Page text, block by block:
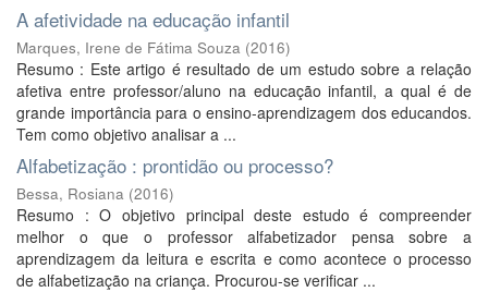
A afetividade na educação infantil
Marques, Irene de Fátima Souza (2016)
Resumo : Este artigo é resultado de um estudo sobre a relação
afetiva entre professor/aluno na educação infantil, a qual é de
grande importância para o ensino-aprendizagem dos educandos.
Tem como objetivo analisar a ...
Alfabetização : prontidão ou processo?
Bessa, Rosiana (2016)
Resumo : O objetivo principal deste estudo é compreender
melhor o que o professor alfabetizador pensa sobre a
aprendizagem da leitura e escrita e como acontece o processo
de alfabetização na criança. Procurou-se verificar ...